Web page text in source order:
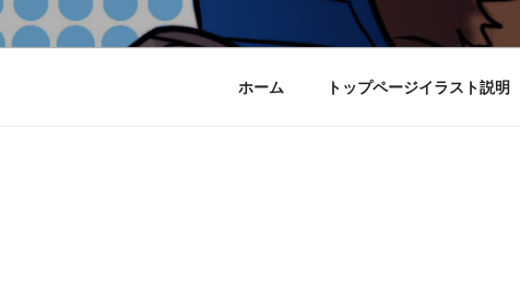
プ
ホーム トップページイラスト説明